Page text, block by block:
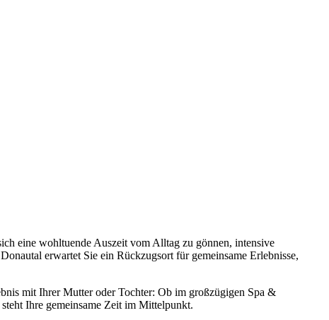
eine wohltuende Auszeit vom Alltag zu gönnen, intensive
erwartet Sie ein Rückzugsort für gemeinsame Erlebnisse,
mit Ihrer Mutter oder Tochter: Ob im großzügigen Spa &
Ihre gemeinsame Zeit im Mittelpunkt.